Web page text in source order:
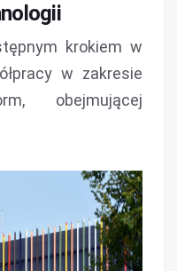
krokiem w
w zakresie
obejmującej